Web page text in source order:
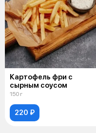
Картофель фри с
сырным соусом
150 г
220 ₽